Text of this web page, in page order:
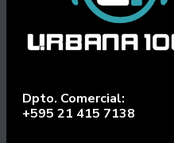
Dpto. Comercial:
+595 21 415 7138